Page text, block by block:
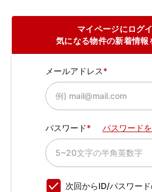
マイページにログ
気になる物件の新着情報
メールアドレス
パスワード パスワード
次回からID/パスワー